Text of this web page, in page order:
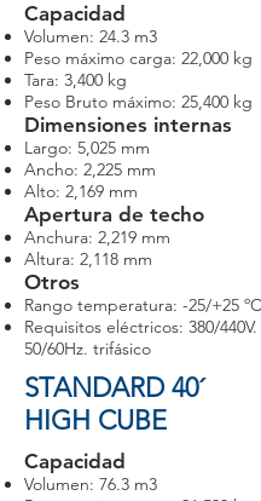
STANDARD 40´
HIGH CUBE
Capacidad
Volumen: 76.3 m3
Capacidad
Volumen: 24.3 m3
Peso máximo carga: 22,000 kg
Tara: 3,400 kg
Peso Bruto máximo: 25,400 kg
Dimensiones internas
Largo: 5,025 mm
Ancho: 2,225 mm
Alto: 2,169 mm
Apertura de techo
Anchura: 2,219 mm
Altura: 2,118 mm
Otros
Rango temperatura: -25/+25 ºC
Requisitos eléctricos: 380/440V.
50/60Hz. trifásico